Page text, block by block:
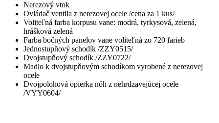
Nerezový vtok
Ovládač ventila z nerezovej ocele /cena za 1 kus/
Voliteľná farba korpusu vane: modrá, tyrkysová, zelená,
hrášková zelená
Farba bočných panelov vane voliteľná zo 720 farieb
Jednostupňový schodík /ZZY0515/
Dvojstupňový schodík /ZZY0722/
Madlo k dvojstupňovým schodíkom vyrobené z nerezovej
ocele
Dvojpolohová opierka nôh z nehrdzavejúcej ocele
/VYY0604/